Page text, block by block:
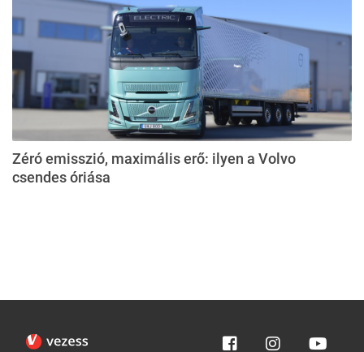
Zéró emisszió, maximális erő: ilyen a Volvo
csendes óriása